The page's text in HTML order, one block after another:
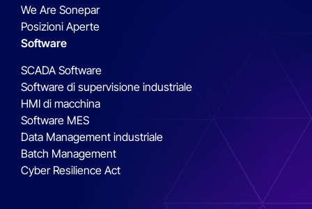
We Are Sonepar
Posizioni Aperte
Software
SCADA Software
Software di supervisione industriale
HMI di macchina
Software MES
Data Management industriale
Batch Management
Cyber Resilience Act